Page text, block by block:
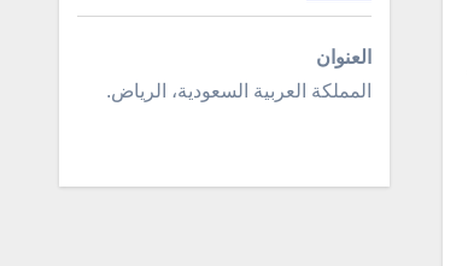
العنوان
المملكة العربية السعودية، الرياض.